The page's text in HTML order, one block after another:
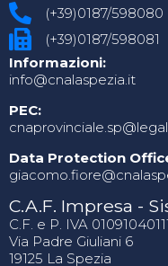
(+39)0187/598080
(+39)0187/598081
Informazioni:
info@cnalaspezia.it
PEC:
Data Protection
C.A.F. Impresa -
C.F. e P. IVA
Via Padre Giuliani 6
19125 La Spezia